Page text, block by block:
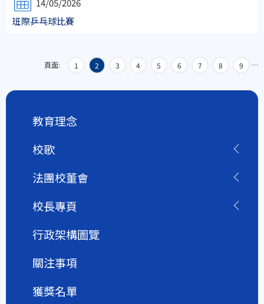
班際乒乓球比賽
頁面: 1 2 3 4 5 6 7 8 9 …
教育理念
校歌
法團校董會
校長專頁
行政架構圖覽
關注事項
獲獎名單